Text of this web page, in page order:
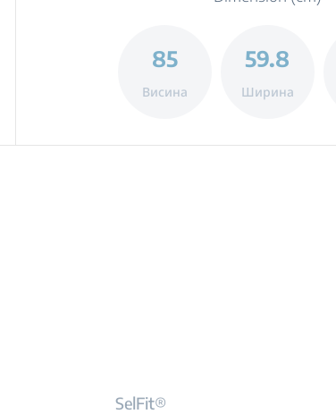
85
Висина
59.8
Ширина
SelFit®